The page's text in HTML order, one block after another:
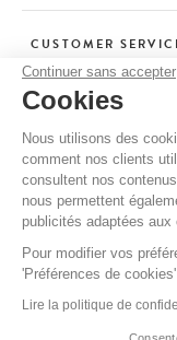
Continuer sans accepter
Cookies
Nous utilisons des
comment nos clients
consultent nos
nous permettent
publicités adaptées
Pour modifier vos
'Préférences de
Lire la politique de
CUSTOMER
ADVICE
CGV / CGU
TERMS OF USE
PRIVACY POLICY
CREDITS